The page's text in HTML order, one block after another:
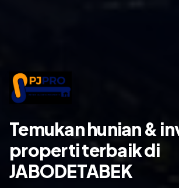
Temukan hunian &
properti terbaik di
JABODETABEK